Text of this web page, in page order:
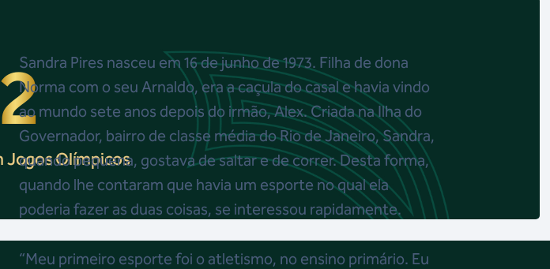
Sandra Pires nasceu em 16 de junho de 1973. Filha de dona
Norma com o seu Arnaldo, era a caçula do casal e havia vindo
ao mundo sete anos depois do irmão, Alex. Criada na Ilha do
Governador, bairro de classe média do Rio de Janeiro, Sandra,
quando pequena, gostava de saltar e de correr. Desta forma,
quando lhe contaram que havia um esporte no qual ela
poderia fazer as duas coisas, se interessou rapidamente.
“Meu primeiro esporte foi o atletismo, no ensino primário. Eu
2
Jogos Olímpicos